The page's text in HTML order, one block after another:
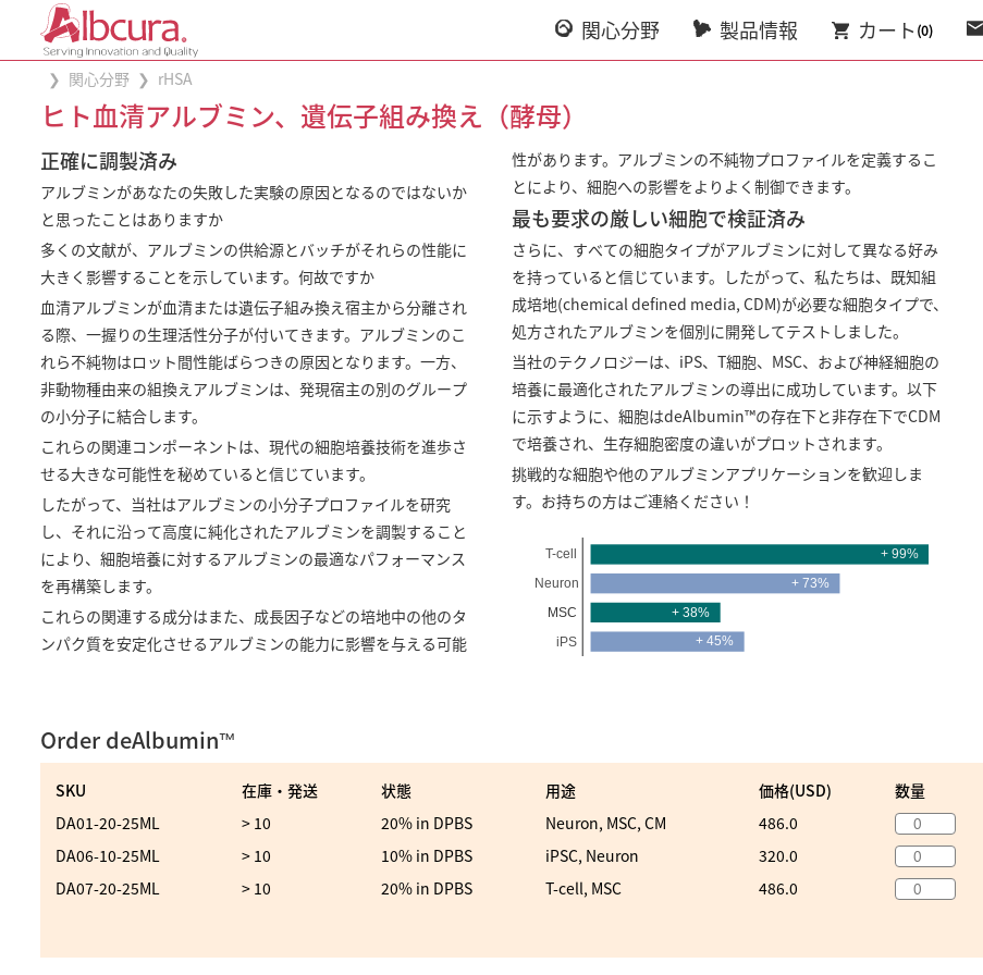
関心分野 製品情報 カート (0)
関心分野 rHSA
ヒト血清アルブミン、遺伝子組み換え（酵母）
正確に調製済み
アルブミンがあなたの失敗した実験の原因となるのではないか
と思ったことはありますか
多くの文献が、アルブミンの供給源とバッチがそれらの性能に
大きく影響することを示しています。何故ですか
血清アルブミンが血清または遺伝子組み換え宿主から分離され
る際、一握りの生理活性分子が付いてきます。アルブミンのこ
れら不純物はロット間性能ばらつきの原因となります。一方、
非動物種由来の組換えアルブミンは、発現宿主の別のグループ
の小分子に結合します。
これらの関連コンポーネントは、現代の細胞培養技術を進歩さ
せる大きな可能性を秘めていると信じています。
したがって、当社はアルブミンの小分子プロファイルを研究
し、それに沿って高度に純化されたアルブミンを調製すること
により、細胞培養に対するアルブミンの最適なパフォーマンス
を再構築します。
これらの関連する成分はまた、成長因子などの培地中の他のタ
ンパク質を安定化させるアルブミンの能力に影響を与える可能
性があります。アルブミンの不純物プロファイルを定義するこ
とにより、細胞への影響をよりよく制御できます。
最も要求の厳しい細胞で検証済み
さらに、すべての細胞タイプがアルブミンに対して異なる好み
を持っていると信じています。したがって、私たちは、既知組
成培地(chemical defined media, CDM)が必要な細胞タイプで、
処方されたアルブミンを個別に開発してテストしました。
当社のテクノロジーは、iPS、T細胞、MSC、および神経細胞の
培養に最適化されたアルブミンの導出に成功しています。以下
に示すように、細胞はdeAlbumin™の存在下と非存在下でCDM
で培養され、生存細胞密度の違いがプロットされます。
挑戦的な細胞や他のアルブミンアプリケーションを歓迎しま
す。お持ちの方はご連絡ください！
Order deAlbumin™
SKU 在庫・発送 状態 用途 価格(USD)
数量
DA01-20-25ML
> 10 20% in DPBS Neuron, MSC, CM
486.0
DA06-10-25ML
> 10 10% in DPBS iPSC, Neuron
320.0
DA07-20-25ML
> 10 20% in DPBS T-cell, MSC 486.0